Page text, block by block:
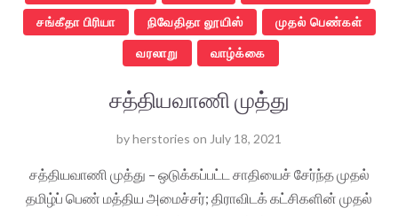
சங்கீதா பிரியா நிவேதிதா லூயிஸ் முதல் பெண்கள்
வரலாறு வாழ்க்கை
சத்தியவாணி முத்து
byherstories on July 18, 2021
சத்தியவாணி முத்து – ஒடுக்கப்பட்ட சாதியைச் சேர்ந்த முதல்
தமிழ்ப் பெண் மத்திய அமைச்சர்; திராவிடக் கட்சிகளின் முதல்